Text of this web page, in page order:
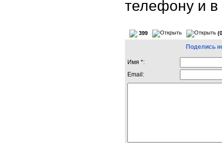
телефону и
399
Поделись
Имя *:
Email: